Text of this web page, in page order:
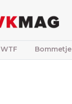
WTF Bommetje